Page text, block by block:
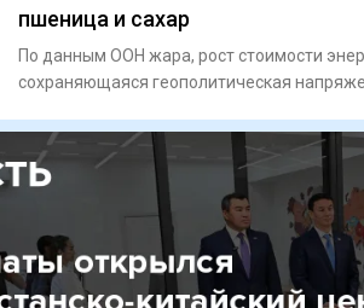
пшеница и сахар
По данным ООН жара, рост стоимости
сохраняющаяся геополитическая